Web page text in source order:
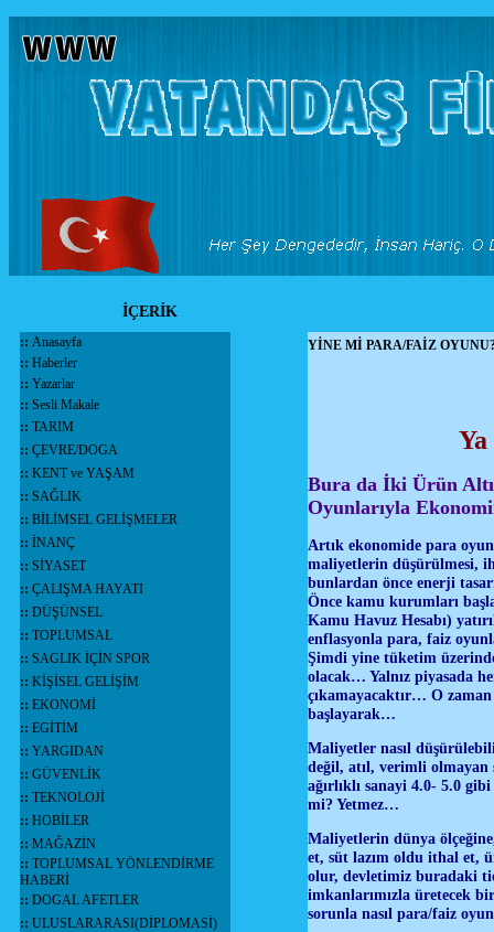
İÇERİK
:: Anasayfa
:: Haberler
:: Yazarlar
:: Sesli Makale
:: TARIM
:: ÇEVRE/DOGA
:: KENT ve YAŞAM
:: SAĞLIK
:: BİLİMSEL GELİŞMELER
:: İNANÇ
:: SİYASET
:: ÇALIŞMA HAYATI
:: DÜŞÜNSEL
:: TOPLUMSAL
:: SAGLIK İÇİN SPOR
:: KİŞİSEL GELİŞİM
:: EKONOMİ
:: EGİTİM
:: YARGIDAN
:: GÜVENLİK
:: TEKNOLOJİ
:: HOBİLER
:: MAĞAZİN
:: TOPLUMSAL YÖNLENDİRME
HABERİ
:: DOGAL AFETLER
:: ULUSLARARASI(DİPLOMASİ)
YİNE Mİ PARA/FAİZ
Bura da İki Ürün
Oyunlarıyla
Artık ekonomide para
maliyetlerin düşürülmesi,
bunlardan önce enerji
Önce kamu kurumları
Kamu Havuz Hesabı)
enflasyonla para, faiz
Şimdi yine tüketim
olacak… Yalnız piyasada
çıkamayacaktır… O
başlayarak…
Maliyetler nasıl
değil, atıl, verimli
ağırlıklı sanayi 4.0- 5.0
mi? Yetmez…
Maliyetlerin dünya
et, süt lazım oldu ithal et,
olur, devletimiz buradaki
imkanlarımızla üretecek
sorunla nasıl para/faiz